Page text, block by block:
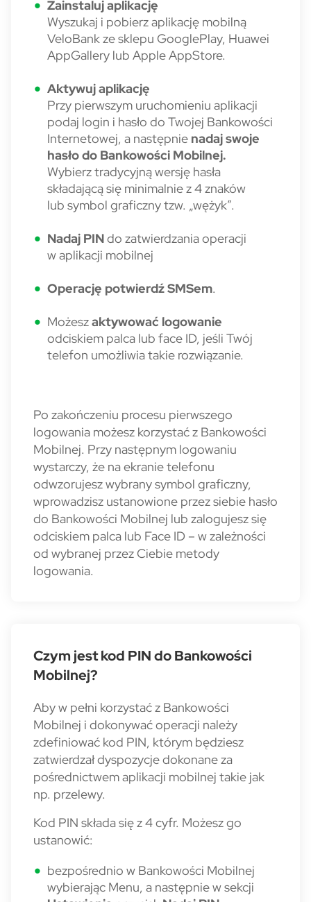
Zainstaluj aplikację
Wyszukaj i pobierz aplikację mobilną
VeloBank ze sklepu GooglePlay, Huawei
AppGallery lub Apple AppStore.
Aktywuj aplikację
Przy pierwszym uruchomieniu aplikacji
podaj login i hasło do Twojej Bankowości
Internetowej, a następnie nadaj swoje
hasło do Bankowości Mobilnej.
Wybierz tradycyjną wersję hasła
składającą się minimalnie z 4 znaków
lub symbol graficzny tzw. „wężyk”.
Nadaj PINdo zatwierdzania operacji
w aplikacji mobilnej
Operację potwierdź SMSem.
Możeszaktywować logowanie
odciskiem palca lub face ID, jeśli Twój
telefon umożliwia takie rozwiązanie.
Po zakończeniu procesu pierwszego
logowania możesz korzystać z Bankowości
Mobilnej. Przy następnym logowaniu
wystarczy, że na ekranie telefonu
odwzorujesz wybrany symbol graficzny,
wprowadzisz ustanowione przez siebie hasło
do Bankowości Mobilnej lub zalogujesz się
odciskiem palca lub Face ID – w zależności
od wybranej przez Ciebie metody
logowania.
Czym jest kod PIN do Bankowości
Mobilnej?
Aby w pełni korzystać z Bankowości
Mobilnej i dokonywać operacji należy
zdefiniować kod PIN, którym będziesz
zatwierdzał dyspozycje dokonane za
pośrednictwem aplikacji mobilnej takie jak
np. przelewy.
Kod PIN składa się z 4 cyfr. Możesz go
ustanowić:
bezpośrednio w Bankowości Mobilnej
wybierając Menu, a następnie w sekcji